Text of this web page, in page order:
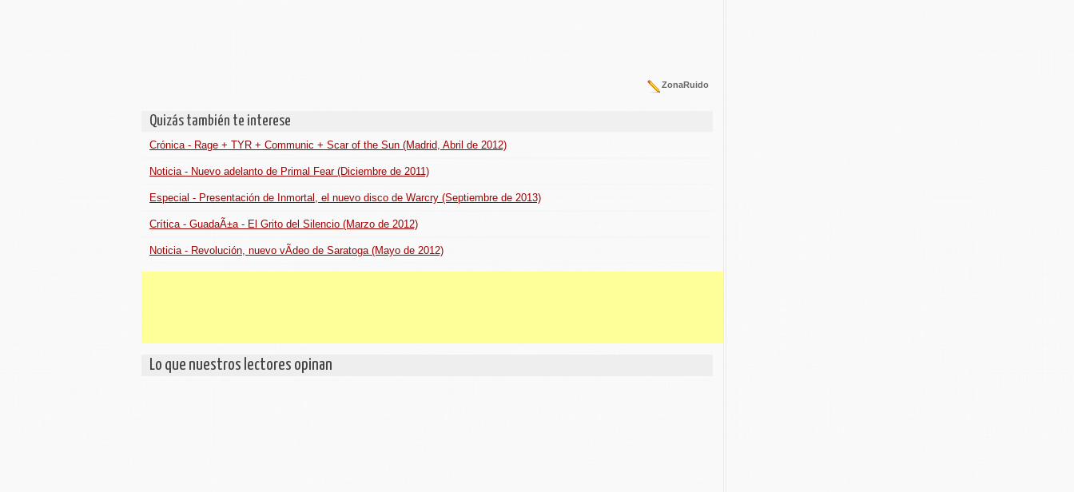
ZonaRuido
Quizás también te interese
Crónica - Rage + TYR + Communic + Scar of the Sun (Madrid, Abril de 2012)
Noticia - Nuevo adelanto de Primal Fear (Diciembre de 2011)
Especial - Presentación de Inmortal, el nuevo disco de Warcry (Septiembre de 2013)
Crítica - GuadaÃ±a - El Grito del Silencio (Marzo de 2012)
Noticia - Revolución, nuevo vÃ­deo de Saratoga (Mayo de 2012)
Lo que nuestros lectores opinan